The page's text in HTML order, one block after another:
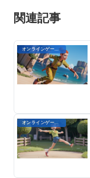
関連記事
オンラインゲーム用語